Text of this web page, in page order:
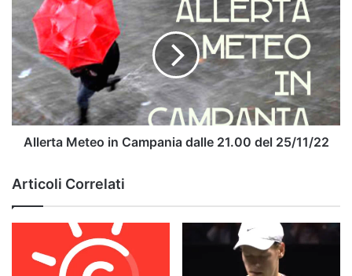
Meteo
in
Campania
dalle
21.00
del
25/11/22
Allerta Meteo in Campania dalle 21.00 del 25/11/22
Articoli Correlati